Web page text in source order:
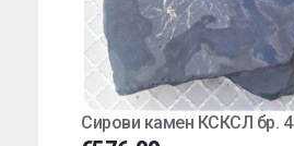
Сирови камен КСКСЛ бр. 4